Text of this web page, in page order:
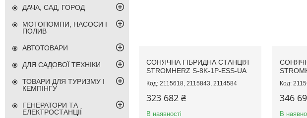
СОНЯЧНА ГІБРИДНА СТАНЦІЯ
STROMHERZ S-8K-1Р-ESS-UA
2115618, 2115843, 2114584
323 682 ₴
В наявності
346
В
ДАЧА, САД, ГОРОД
МОТОПОМПИ, НАСОСИ І
ПОЛИВ
АВТОТОВАРИ
ДЛЯ САДОВОЇ ТЕХНІКИ
ТОВАРИ ДЛЯ ТУРИЗМУ І
КЕМПІНГУ
ГЕНЕРАТОРИ ТА
ЕЛЕКТРОСТАНЦІЇ